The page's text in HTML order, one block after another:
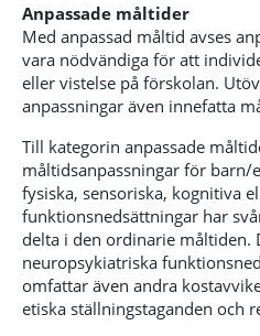
Anpassade måltider
Med anpassad måltid avses
vara nödvändiga för att
eller vistelse på förskolan.
anpassningar även innefatta
Till kategorin anpassade
måltidsanpassningar för barn/
fysiska, sensoriska, kognitiva
funktionsnedsättningar har
delta i den ordinarie måltiden.
neuropsykiatriska
omfattar även andra
etiska ställningstaganden och